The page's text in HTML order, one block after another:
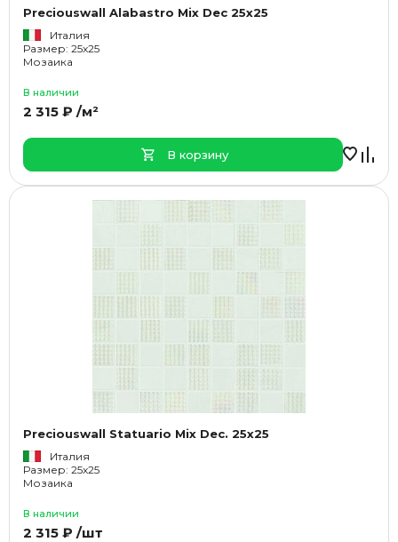
Preciouswall Alabastro Mix Dec 25x25
Италия
Размер: 25x25
Мозаика
В наличии
2 315 ₽ /м²
В корзину
Preciouswall Statuario Mix Dec. 25x25
Италия
Размер: 25x25
Мозаика
В наличии
2 315 ₽ /шт